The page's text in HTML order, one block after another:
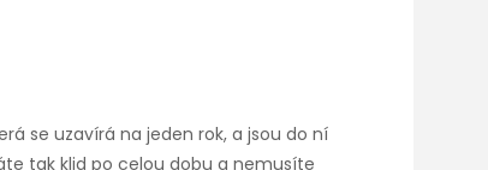
se uzavírá na jeden rok, a jsou do ní
tak klid po celou dobu a nemusíte